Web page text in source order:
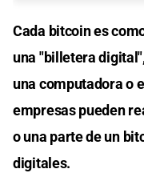
Cada bitcoin es
una "billetera
una computadora o
empresas pueden
o una parte de un
digitales.